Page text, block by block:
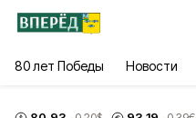
80 лет Победы Новости